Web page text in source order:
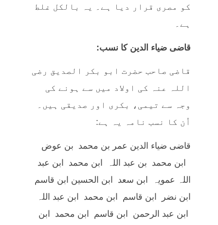
کو مصری قرار دیا ہے۔ یہ بالکل غلط
ہے۔
قاضی ضیاء الدین کا نسب:
قاضی صاحب حضرت ابو بکر الصدیق رضی
اللہ عنہ کی اولاد میں سے ہونے کی
وجہ سے تیمی، بکری اور صدیقی ہیں۔
اُن کا نسب نامہ یہ ہے:
قاضی ضیاء الدین عمر بن محمد بن عوض
ابن محمد بن عبد اللہ ابن محمد ابن عبد
اللہ عمویہ ابن سعد ابن الحسین ابن قاسم
ابن نضر ابن قاسم ابن محمد ابن عبد اللہ
ابن عبد الرحمن ابن قاسم ابن محمد ابن